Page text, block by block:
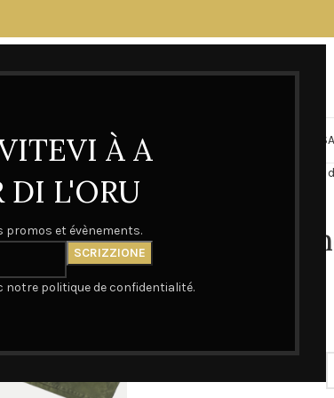
À A
DI L'ORU
promos et évènements.
notre politique de confidentialité.
DI E MAMME CASA D’ORU
Bleus
Bleu de
édition kaki